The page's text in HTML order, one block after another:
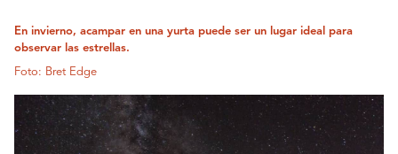
En invierno, acampar en una yurta puede ser un lugar ideal para
observar las estrellas.
Foto: Bret Edge